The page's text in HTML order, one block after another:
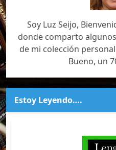
Soy Luz Seijo,
donde comparto
de mi colección
Bueno, un
Estoy Leyendo….